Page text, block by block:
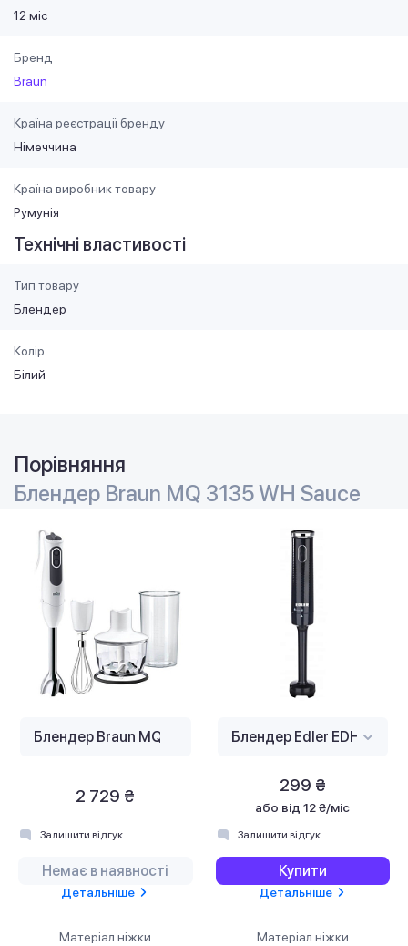
12 міс
Бренд
Braun
Країна реєстрації бренду
Німеччина
Країна виробник товару
Румунія
Технічні властивості
Тип товару
Блендер
Колір
Білий
Порівняння
Блендер Braun MQ 3135 WH Sauce
2 729 ₴
Залишити відгук
Немає в наявності
Детальніше
Матеріал ніжки
299 ₴
або від 12 ₴/міс
Залишити відгук
Купити
Детальніше
Матеріал ніжки